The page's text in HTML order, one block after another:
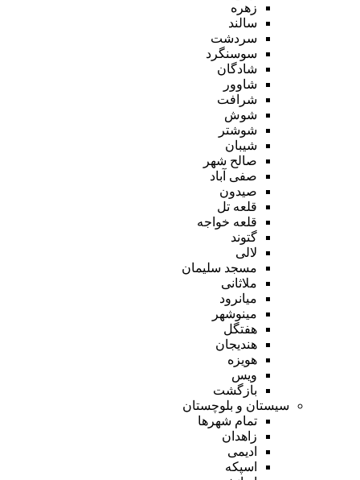
زهره
سالند
سردشت
سوسنگرد
شادگان
شاوور
شرافت
شوش
شوشتر
شیبان
صالح شهر
صفی آباد
صیدون
قلعه تل
قلعه خواجه
گتوند
لالی
مسجد سلیمان
ملاثانی
میانرود
مینوشهر
هفتگل
هندیجان
هویزه
ویس
بازگشت
سیستان و بلوچستان
تمام شهر‌ها
زاهدان
ادیمی
اسپکه